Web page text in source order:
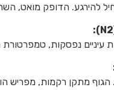
להירגע. הדופק מואט,
עיניים נפסקות,
מתקן רקמות, מפריש